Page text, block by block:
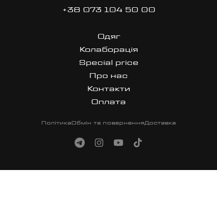
+38 073 104 50 00
Одяг
Колаборація
Special price
Про нас
Контакти
Оплата
ПолітикаОбмін та поверненняДоставка